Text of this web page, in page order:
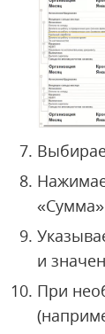
и
При